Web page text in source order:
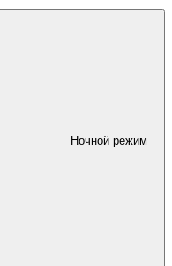
Ночной режим